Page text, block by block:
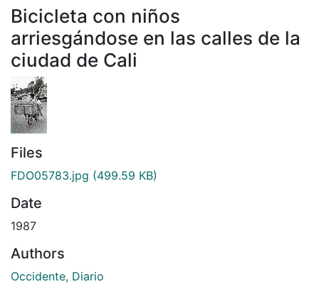
Bicicleta con niños
arriesgándose en las calles de la
ciudad de Cali
Files
FDO05783.jpg (499.59 KB)
Date
1987
Authors
Occidente, Diario